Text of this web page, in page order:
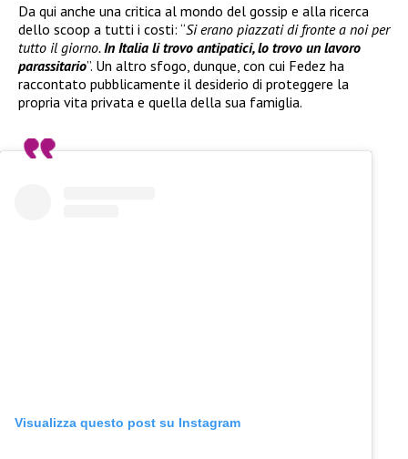
Da qui anche una critica al mondo del gossip e alla ricerca
dello scoop a tutti i costi: “Si erano piazzati di fronte a noi per
tutto il giorno.In Italia li trovo antipatici, lo trovo un lavoro
parassitario”. Un altro sfogo, dunque, con cui Fedez ha
raccontato pubblicamente il desiderio di proteggere la
propria vita privata e quella della sua famiglia.
Visualizza questo post su Instagram